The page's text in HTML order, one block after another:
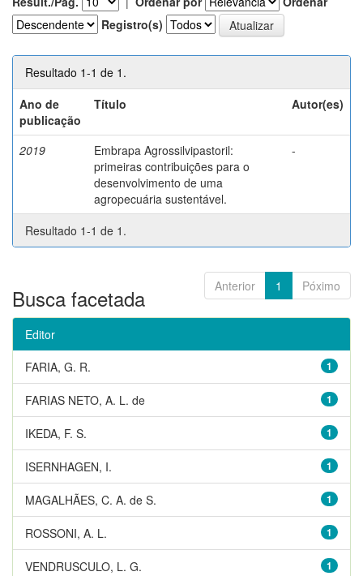
Registro(s)
Resultado 1-1 de 1.
Ano de
publicação
Título Autor(es)
2019
Embrapa Agrossilvipastoril:
primeiras contribuições para o
desenvolvimento de uma
agropecuária sustentável.
-
Resultado 1-1 de 1.
Anterior 1 Póximo
Busca facetada
Editor
1
FARIA, G. R.
1
FARIAS NETO, A. L. de
1
IKEDA, F. S.
1
ISERNHAGEN, I.
1
MAGALHÃES, C. A. de S.
1
ROSSONI, A. L.
1
VENDRUSCULO, L. G.